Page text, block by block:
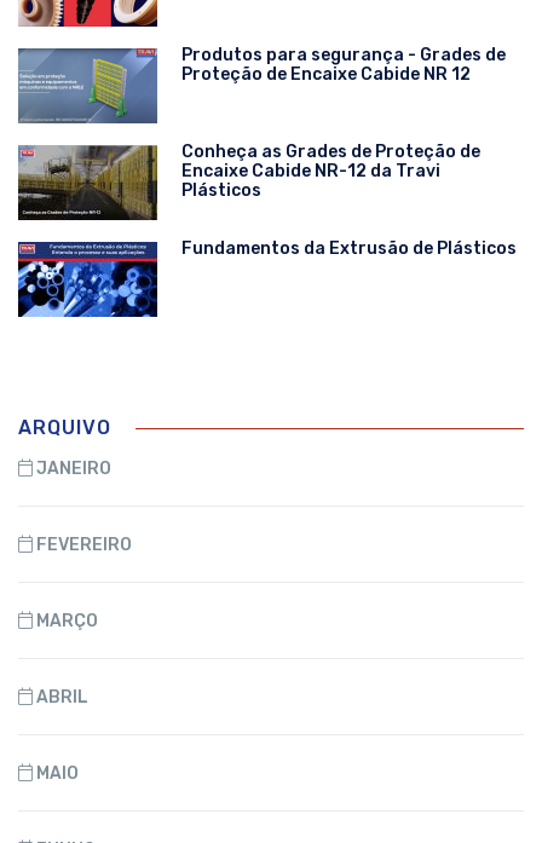
Produtos para segurança - Grades de
Proteção de Encaixe Cabide NR 12
Conheça as Grades de Proteção de
Encaixe Cabide NR-12 da Travi
Plásticos
Fundamentos da Extrusão de Plásticos
ARQUIVO
JANEIRO
FEVEREIRO
MARÇO
ABRIL
MAIO